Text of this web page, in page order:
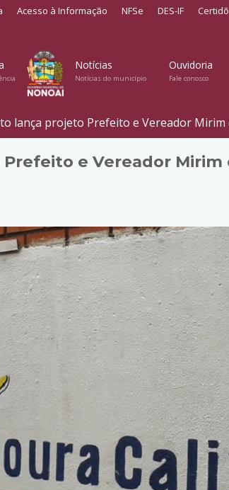
Acesso à Informação NFSe DES-IF
Notícias
Notícias do município
Ouvidoria
Fale conosco
lança projeto Prefeito e Vereador Mirim
e Vereador Mirim